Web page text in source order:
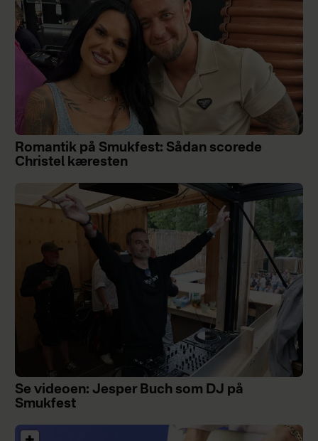
Romantik på Smukfest: Sådan scorede
Christel kæresten
Se videoen: Jesper Buch som DJ på
Smukfest